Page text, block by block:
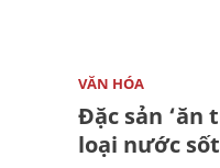
VĂN HÓA
Đặc sản
loại nước